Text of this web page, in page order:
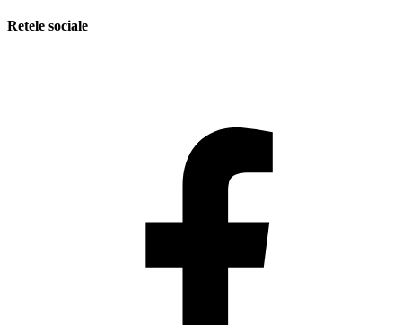
Retele sociale